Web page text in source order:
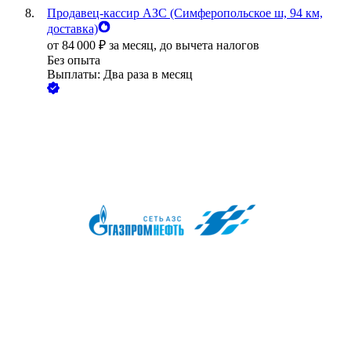
Продавец-кассир АЗС (Симферопольское ш, 94 км,
доставка)
от 84 000 ₽ за месяц, до вычета налогов
Без опыта
Выплаты: Два раза в месяц